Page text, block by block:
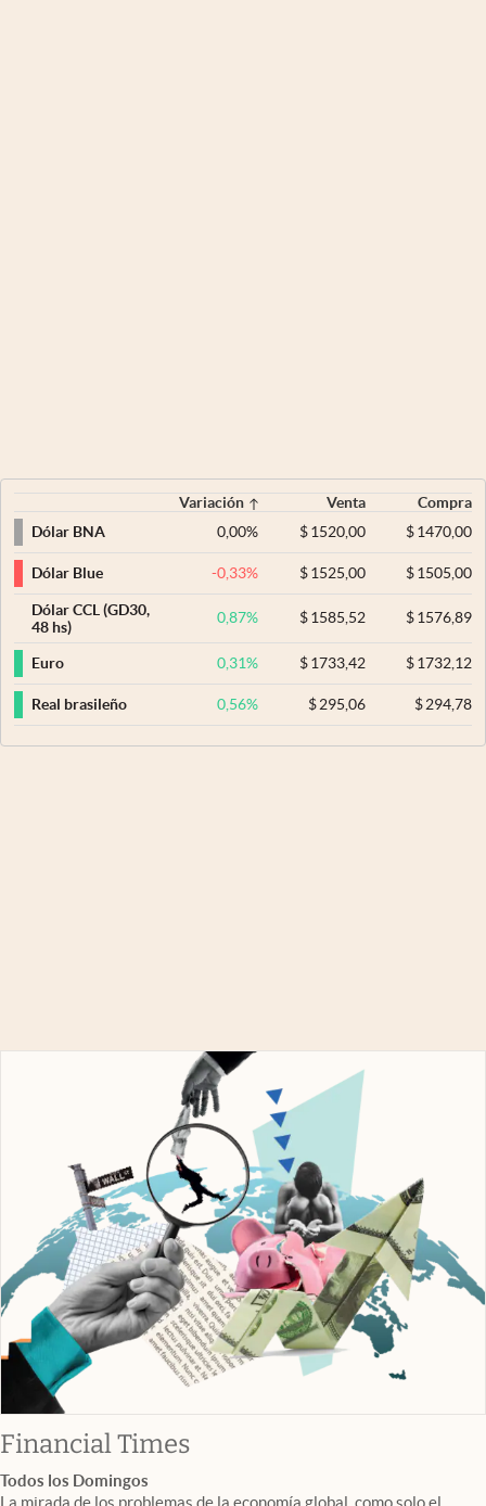
Variación Venta
Compra
Dólar BNA
0,00% $ 1520,00 $1470,00
Dólar Blue -0,33% $ 1525,00 $1505,00
Dólar CCL (GD30,
48 hs)
0,87% $ 1585,52 $1576,89
Euro 0,31% $ 1733,42 $1732,12
Real brasileño 0,56% $ 295,06 $294,78
Financial Timesabre en nueva pestaña
Todos los Domingos